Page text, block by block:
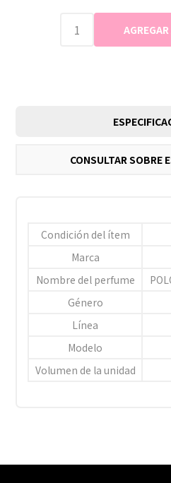
CONSULTAR SOBRE
Condición del ítem
Marca
Nombre del perfume
Género
Línea
Modelo
Volumen de la unidad